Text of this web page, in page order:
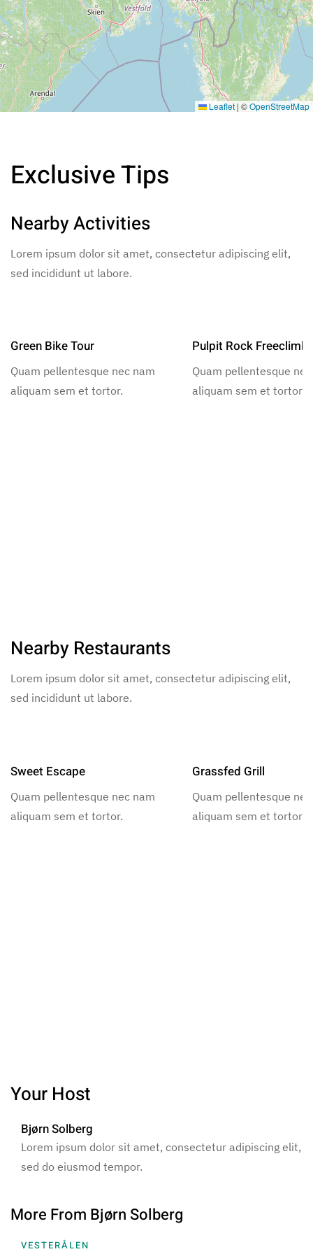
Leaflet | ©OpenStreetMap
Exclusive Tips
Nearby Activities
Lorem ipsum dolor sit amet, consectetur adipiscing elit,
sed incididunt ut labore.
Green Bike Tour
Quam pellentesque nec nam
aliquam sem et tortor.
Pulpit Rock
Quam pellentesque
aliquam sem et tortor.
Nearby Restaurants
Lorem ipsum dolor sit amet, consectetur adipiscing elit,
sed incididunt ut labore.
Sweet Escape
Quam pellentesque nec nam
aliquam sem et tortor.
Grassfed Grill
Quam pellentesque
aliquam sem et tortor.
Your Host
Bjørn Solberg
Lorem ipsum dolor sit amet, consectetur adipiscing elit,
sed do eiusmod tempor.
More From Bjørn Solberg
VESTERÅLEN